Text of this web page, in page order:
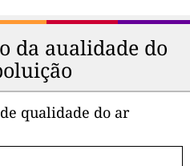
da aualidade do
qualidade do ar